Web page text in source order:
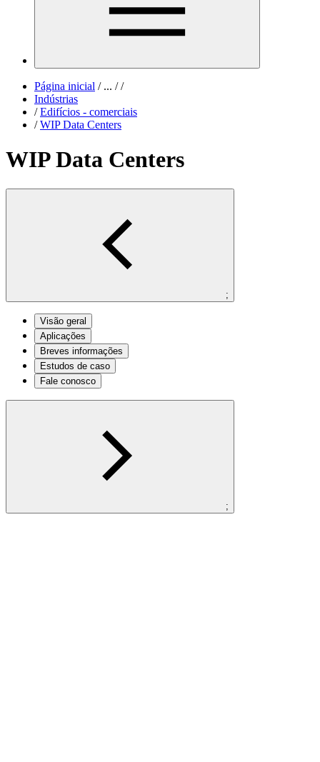
Página inicial /... / /
Indústrias
/ Edifícios - comerciais
/ WIP Data Centers
WIP Data Centers
;
Visão geral
Aplicações
Breves informações
Estudos de caso
Fale conosco
;